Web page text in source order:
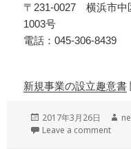
〒231-0027 横浜市
1003号
電話：045-306-8439
新規事業の設立趣意書
投
稿
2017年3月26日
作
Leave a comment